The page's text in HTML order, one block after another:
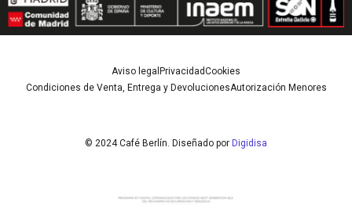
© 2024 Café Berlín. Diseñado por Digidisa
Aviso legal PrivacidadCookies
Condiciones de Venta, Entrega y DevolucionesAutorización Menores